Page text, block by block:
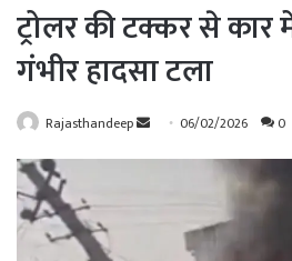
ट्रोलर की टक्कर से
गंभीर हादसा टला
Rajasthandeep
Send 06/02/2026 0